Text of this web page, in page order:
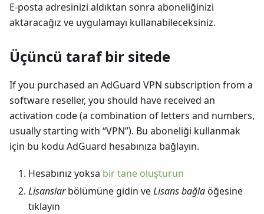
E-posta adresinizi aldıktan sonra aboneliğinizi
aktaracağız ve uygulamayı kullanabileceksiniz.
Üçüncü taraf bir sitede
If you purchased an AdGuard VPN subscription from a
software reseller, you should have received an
activation code (a combination of letters and numbers,
usually starting with “VPN”). Bu aboneliği kullanmak
için bu kodu AdGuard hesabınıza bağlayın.
Hesabınız yoksa bir tane oluşturun
Lisanslarbölümüne gidin veLisans bağlaöğesine
tıklayın